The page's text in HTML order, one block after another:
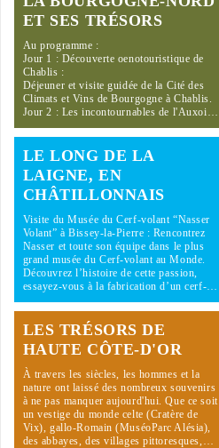
ET SES TRÉSORS
Au programme :
Jour 1 : Découverte oenotouristique de
Chablis :
Déjeuner et visite guidée de la Cité des
Climats et Vins de Bourgogne à Chablis.
Jour 2 : Les incontournables de l'Auxoi…
LE LONG DE LA
LAIGNE, EN
CHÂTILLONNAIS
Visite du Musée du Cerf-volant “Nasser
Volant” à Bissey-la-Pierre : Rencontrez
Nasser et toute son équipe dans le plus
grand musée du Cerf-volant au Monde.
Découvrez l’histoire de cette passion,
essayez-vous à la fabrication d’un cerf-…
LES TRÉSORS DE
HAUTE CÔTE-D'OR
À travers les siècles, les hommes et la
nature ont laissé des nombreux souvenirs
à ne pas manquer aujourd'hui. Que ce soit
un vestige du monde celte (Cratère de
Vix), gallo-Romain (MuséoParc Alésia),
des abbayes, des villages pittoresques,…